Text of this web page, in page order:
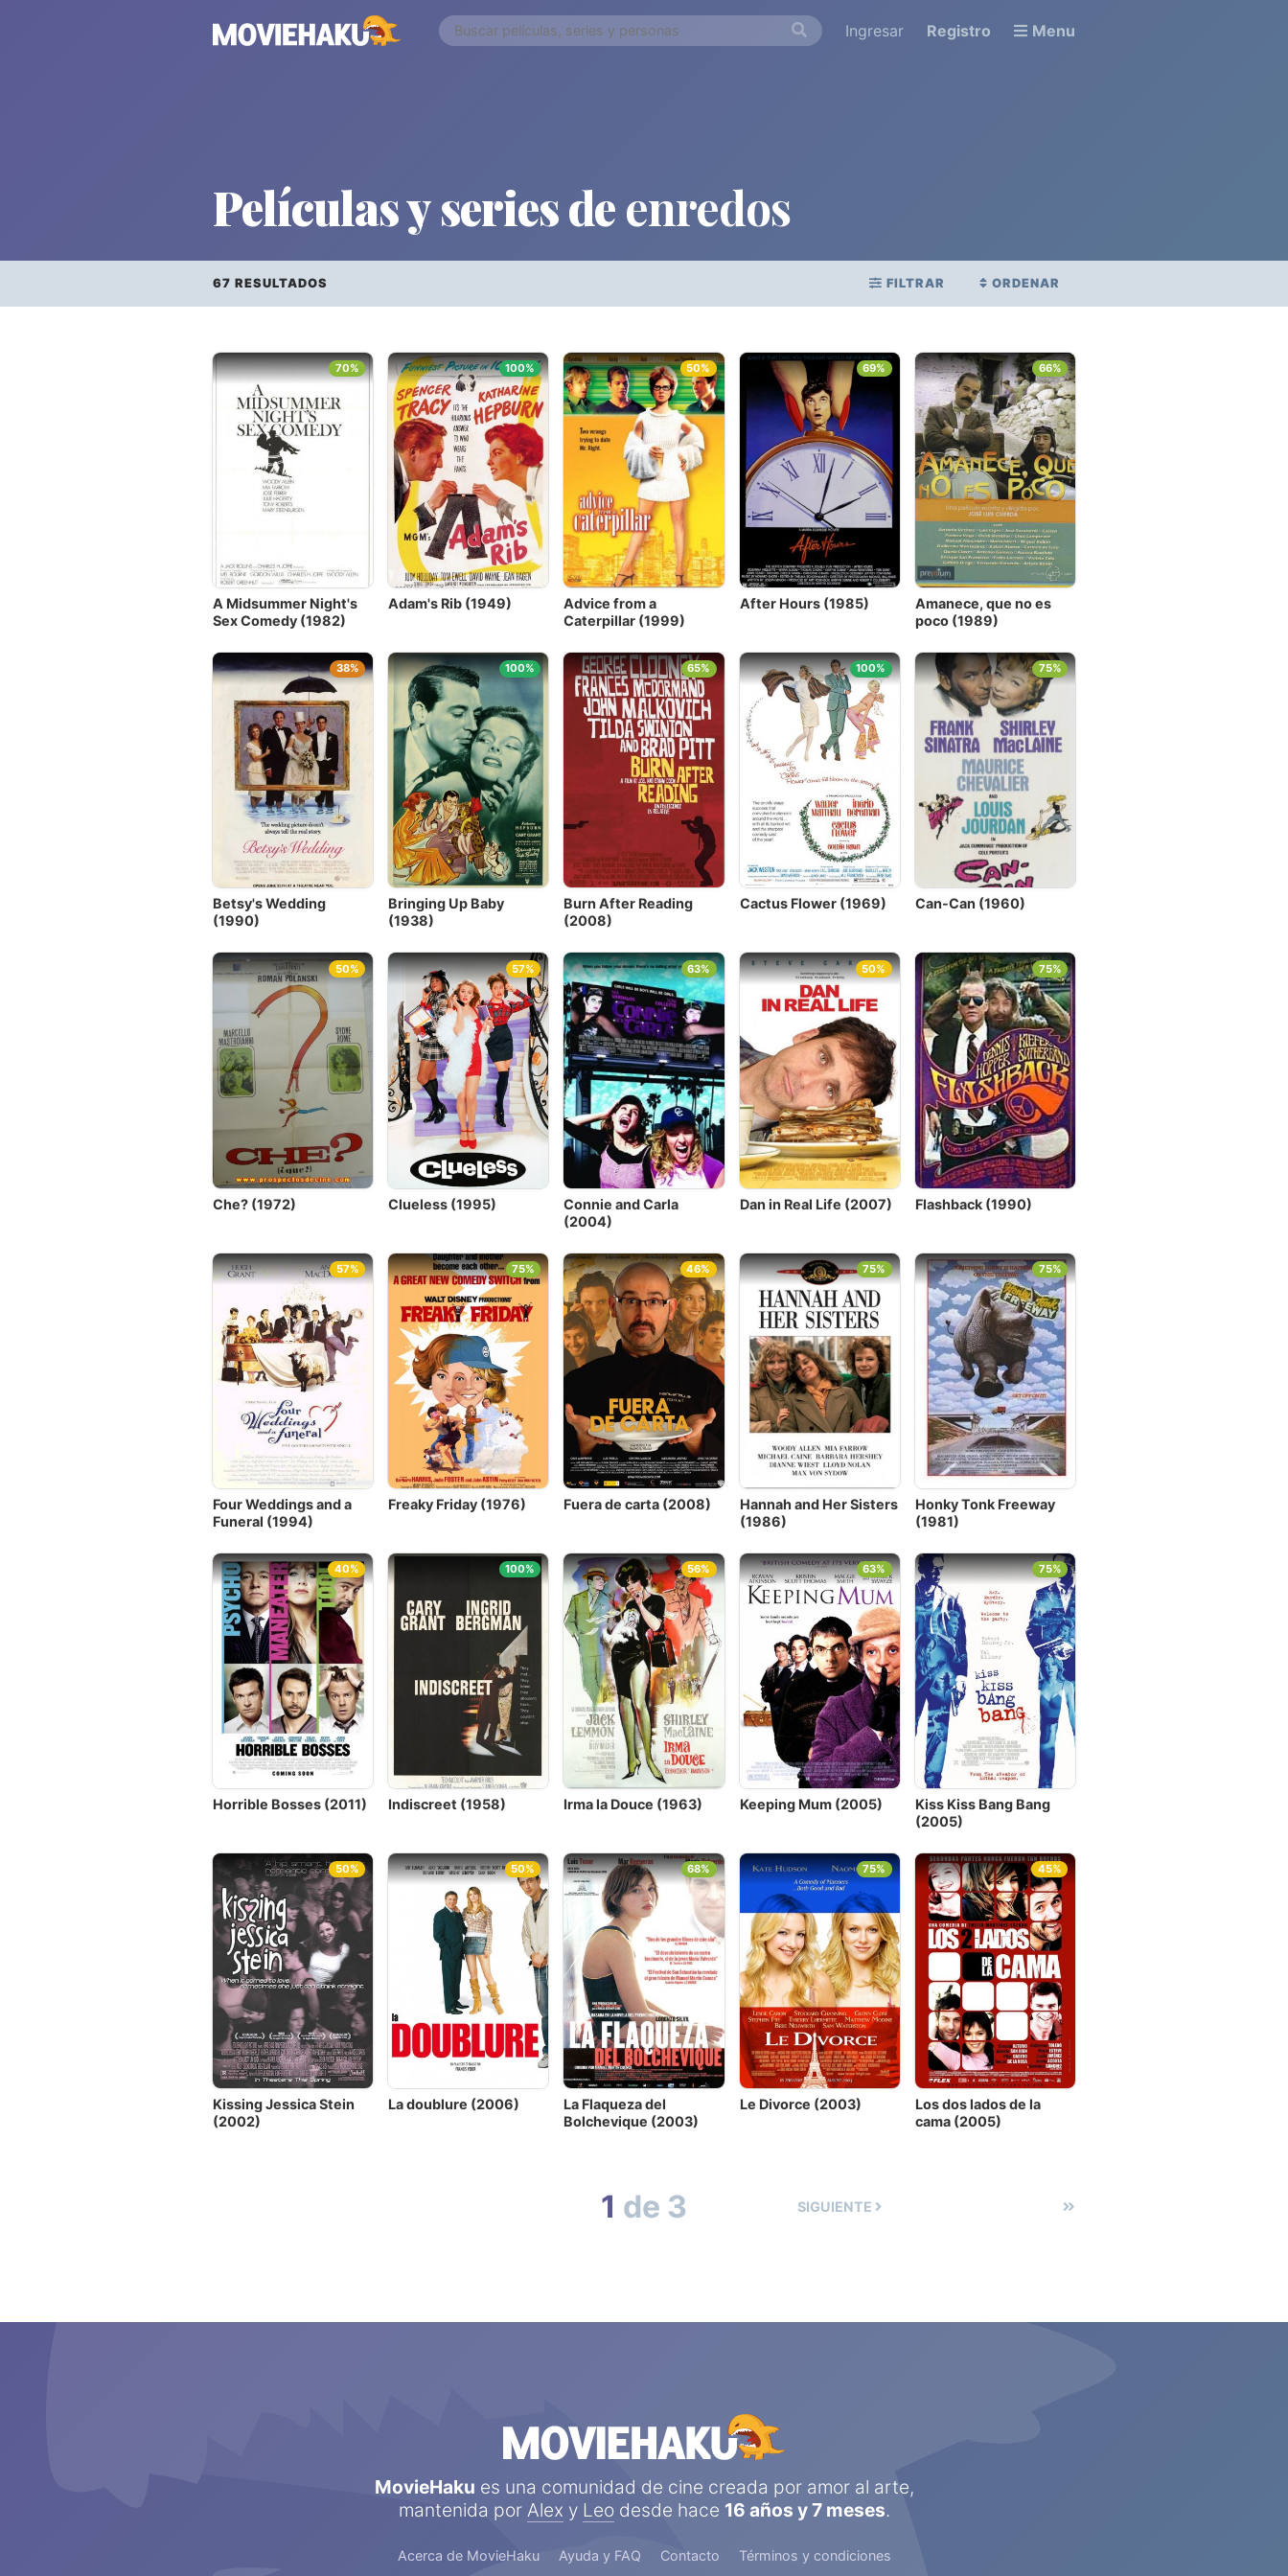
Ingresar Registro Menu
Películas y series deenredos
67 RESULTADOS FILTRAR ORDENAR
×
Todo Géneros Países Desde... Hasta...
Ver todo
A Midsummer Night's
Sex Comedy (1982)
70%
Adam's Rib (1949)
100%
Advice from a
Caterpillar (1999)
50%
After Hours (1985)
69%
Amanece, que no es
poco (1989)
66%
Betsy's Wedding
(1990)
38%
Bringing Up Baby
(1938)
100%
Burn After Reading
(2008)
65%
Cactus Flower (1969)
100%
Can-Can (1960)
75%
Che? (1972)
50%
Clueless (1995)
57%
Connie and Carla
(2004)
63%
Dan in Real Life (2007)
50%
Flashback (1990)
75%
Four Weddings and a
Funeral (1994)
57%
Freaky Friday (1976)
75%
Fuera de carta (2008)
46%
Hannah and Her Sisters
(1986)
75%
Honky Tonk Freeway
(1981)
75%
Horrible Bosses (2011)
40%
Indiscreet (1958)
100%
Irma la Douce (1963)
56%
Keeping Mum (2005)
63%
Kiss Kiss Bang Bang
(2005)
75%
Kissing Jessica Stein
(2002)
50%
La doublure (2006)
50%
La Flaqueza del
Bolchevique (2003)
68%
Le Divorce (2003)
75%
Los dos lados de la
cama (2005)
45%
1 de 3 SIGUIENTE
MovieHaku es una comunidad de cine creada por amor al arte,
mantenida por Alex y Leodesde hace 16 años y 7 meses.
Acerca de MovieHaku Ayuda y FAQ Contacto Términos y condiciones